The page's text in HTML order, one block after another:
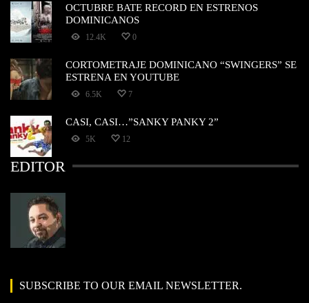
OCTUBRE BATE RECORD EN ESTRENOS
DOMINICANOS
12.4K 0
CORTOMETRAJE DOMINICANO “SWINGERS” SE
ESTRENA EN YOUTUBE
6.5K 7
CASI, CASI…”SANKY PANKY 2”
5K 12
EDITOR
SUBSCRIBE TO OUR EMAIL NEWSLETTER.